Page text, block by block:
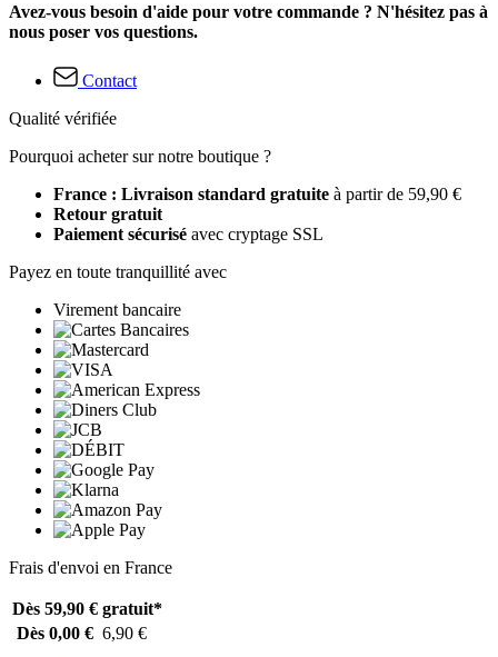
Avez-vous besoin d'aide pour votre commande ? N'hésitez pas à
nous poser vos questions.
Contact
Qualité vérifiée
Pourquoi acheter sur notre boutique ?
France : Livraison standard gratuite à partir de 59,90 €
Retour gratuit
Paiement sécurisé avec cryptage SSL
Payez en toute tranquillité avec
Virement bancaire
Frais d'envoi en France
Dès 59,90 € gratuit*
Dès 0,00 € 6,90 €